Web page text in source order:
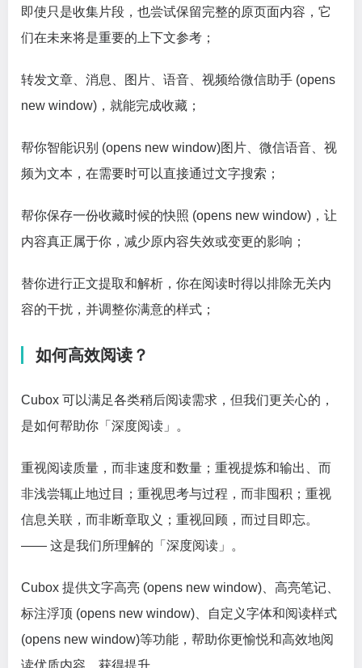
即使只是收集片段，也尝试保留完整的原页面内容，它
们在未来将是重要的上下文参考；
转发文章、消息、图片、语音、视频给微信助手 (opens
new window)，就能完成收藏；
帮你智能识别 (opens new window)图片、微信语音、视
频为文本，在需要时可以直接通过文字搜索；
帮你保存一份收藏时候的快照 (opens new window)，让
内容真正属于你，减少原内容失效或变更的影响；
替你进行正文提取和解析，你在阅读时得以排除无关内
容的干扰，并调整你满意的样式；
如何高效阅读？
Cubox 可以满足各类稍后阅读需求，但我们更关心的，
是如何帮助你「深度阅读」。
重视阅读质量，而非速度和数量；重视提炼和输出、而
非浅尝辄止地过目；重视思考与过程，而非囤积；重视
信息关联，而非断章取义；重视回顾，而过目即忘。
—— 这是我们所理解的「深度阅读」。
Cubox 提供文字高亮 (opens new window)、高亮笔记、
标注浮顶 (opens new window)、自定义字体和阅读样式
(opens new window)等功能，帮助你更愉悦和高效地阅
读优质内容，获得提升。